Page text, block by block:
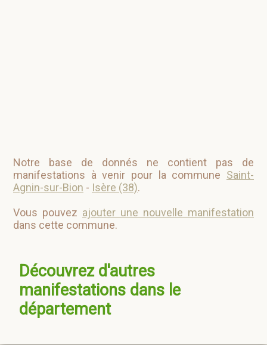
Notre base de donnés ne contient pas de
manifestations à venir pour la commune Saint-
Agnin-sur-Bion - Isère (38).
Vous pouvez ajouter une nouvelle manifestation
dans cette commune.
Découvrez d'autres
manifestations dans le
département